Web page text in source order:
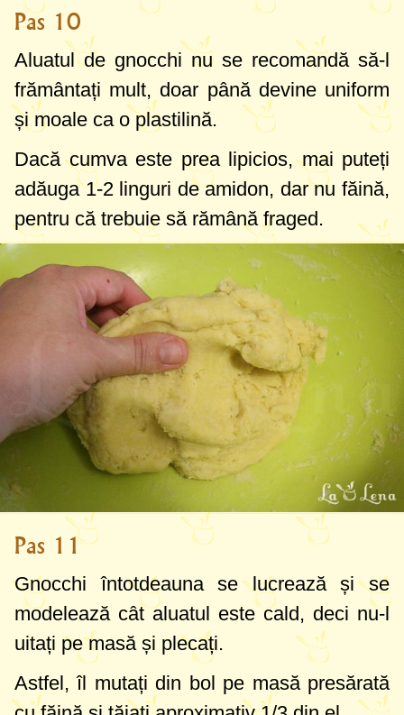
Pas 10
Aluatul de gnocchi nu se recomandă să-l
frământați mult, doar până devine uniform
și moale ca o plastilină.
Dacă cumva este prea lipicios, mai puteți
adăuga1-2 linguri de amidon, dar nu făină,
pentru că trebuie să rămână fraged.
Pas 11
Gnocchi întotdeauna se lucrează și se
modelează cât aluatul este cald, deci nu-l
uitați pe masă și plecați.
Astfel, îl mutați din bol pe masă presărată